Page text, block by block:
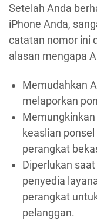
Setelah Anda
iPhone Anda,
catatan nomor ini
alasan mengapa
Memudahkan
melaporkan
keaslian
perangkat
Diperlukan
penyedia
perangkat
pelanggan.